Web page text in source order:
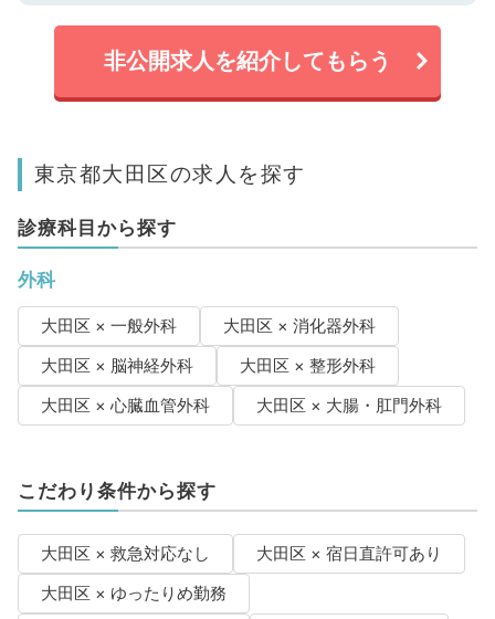
非公開求人を紹介してもらう
東京都大田区の求人を探す
診療科目から探す
外科
大田区 × 一般外科
大田区 × 消化器外科
大田区 × 脳神経外科
大田区 × 整形外科
大田区 × 心臓血管外科
大田区 × 大腸・肛門外科
こだわり条件から探す
大田区 × 救急対応なし
大田区 × 宿日直許可あり
大田区 × ゆったりめ勤務